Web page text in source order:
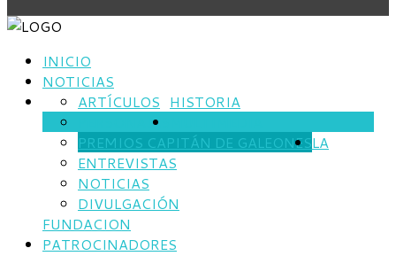
INICIO
NOTICIAS
HISTORIA
ARTÍCULOS
PERSONAJES
PREMIOS CAPITÁN DE GALEONES
ENTREVISTAS
NOTICIAS
DIVULGACIÓN
LA
FUNDACION
PATROCINADORES